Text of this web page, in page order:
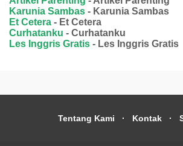
Karunia Sambas - Karunia Sambas
Et Cetera - Et Cetera
Curhatanku - Curhatanku
Les Inggris Gratis - Les Inggris Gratis
Tentang Kami Kontak